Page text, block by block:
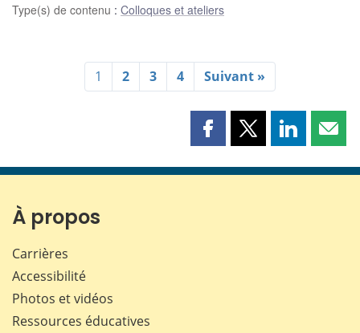
Type(s) de contenu : Colloques et ateliers
1 2 3 4 Suivant »
Partager
page
Partager
page
Partager
page page
À propos
Carrières
Accessibilité
Photos et vidéos
Ressources éducatives